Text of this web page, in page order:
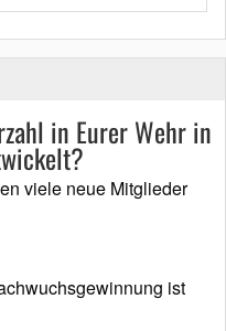
in Eurer Wehr in
viele neue Mitglieder
ist